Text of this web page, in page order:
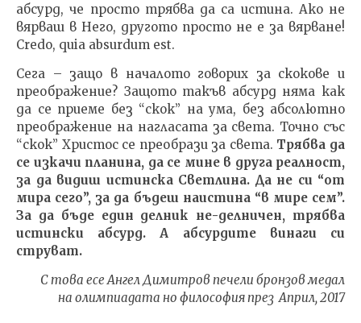
абсурд, че просто трябва да са истина. Ако не
вярваш в Него, другото просто не е за вярване!
Credo, quia absurdum est.
Сега – защо в началото говорих за скокове и
преображение? Защото такъв абсурд няма как
да се приеме без “скок” на ума, без абсолютно
преображение на нагласата за света. Точно със
“скок” Христос се преобрази за света. Трябва да
се изкачи планина, да се мине в друга реалност,
за да видиш истинска Светлина. Да не си “от
мира сего”, за да бъдеш наистина “в мире сем”.
За да бъде един делник не-делничен, трябва
истински абсурд. А абсурдите винаги си
струват.
С това есе Ангел Димитров печели бронзов медал
на олимпиадата но философия през Април, 2017